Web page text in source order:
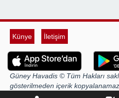
Künye İletişim
Güney Havadis © Tüm Hakları
gösterilmeden içerik